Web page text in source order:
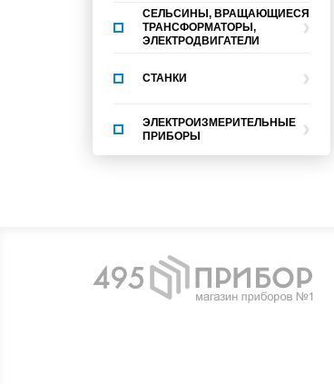
СЕЛЬСИНЫ, ВРАЩАЮЩИЕСЯ
ТРАНСФОРМАТОРЫ,
ЭЛЕКТРОДВИГАТЕЛИ
СТАНКИ
ЭЛЕКТРОИЗМЕРИТЕЛЬНЫЕ
ПРИБОРЫ